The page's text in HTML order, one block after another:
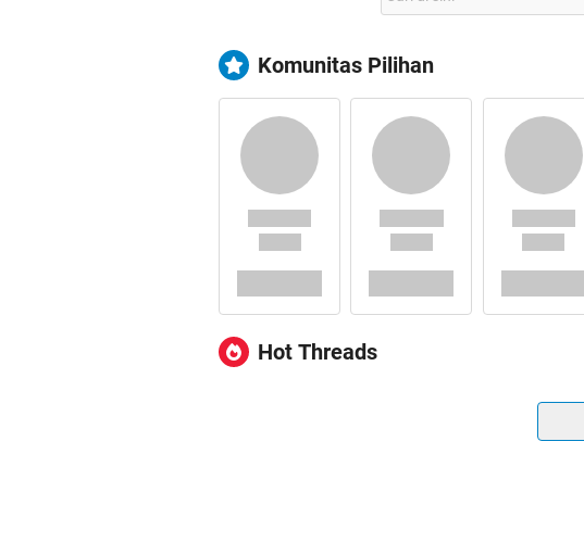
Komunitas Pilihan
Hot Threads